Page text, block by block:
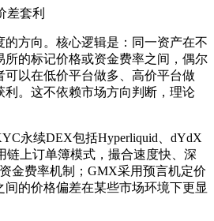
差套利
方向。核心逻辑是：同一资产在不
所的标记价格或资金费率之间，偶尔
可以在低价平台做多、高价平台做
利。这不依赖市场方向判断，理论
永续DEX包括Hyperliquid、dYdX
链上订单簿模式，撮合速度快、深
金费率机制；GMX采用预言机定价
的价格偏差在某些市场环境下更显